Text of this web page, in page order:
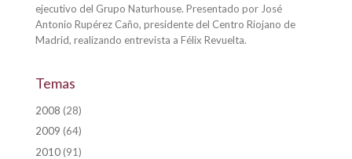
ejecutivo del Grupo Naturhouse. Presentado por José
Antonio Rupérez Caño, presidente del Centro Riojano de
Madrid, realizando entrevista a Félix Revuelta.
Temas
2008 (28)
2009 (64)
2010(91)